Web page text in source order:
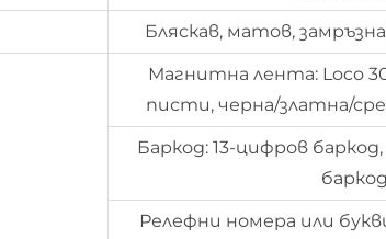
Бляскав, матов,
Магнитна лента: Loco
писти, черна/златна/
Баркод: 13-цифров баркод,
Релефни номера или